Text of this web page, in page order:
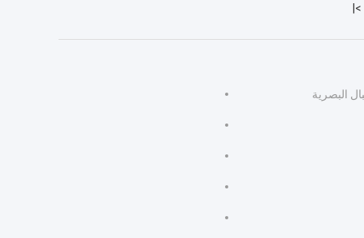
>|
البصرية